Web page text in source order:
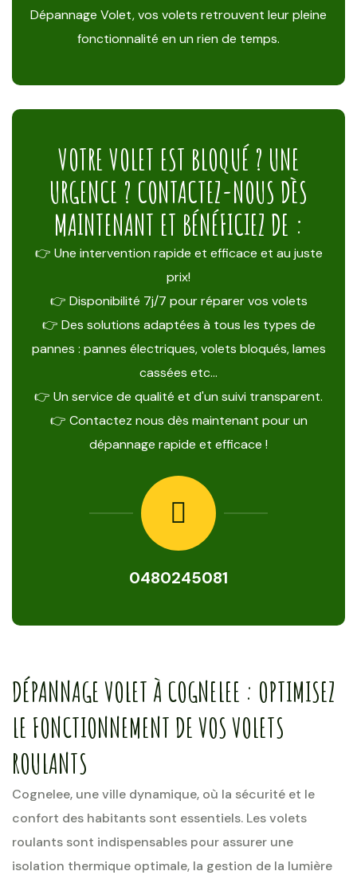
Dépannage Volet, vos volets retrouvent leur pleine
fonctionnalité en un rien de temps.
VOTRE VOLET EST BLOQUÉ ? UNE
URGENCE ? CONTACTEZ-NOUS DÈS
MAINTENANT ET BÉNÉFICIEZ DE :
👉 Une intervention rapide et efficace et au juste
prix!
👉 Disponibilité 7j/7 pour réparer vos volets
👉 Des solutions adaptées à tous les types de
pannes : pannes électriques, volets bloqués, lames
cassées etc…
👉 Un service de qualité et d'un suivi transparent.
👉 Contactez nous dès maintenant pour un
dépannage rapide et efficace !
0480245081
DÉPANNAGE VOLET À COGNELEE : OPTIMISEZ
LE FONCTIONNEMENT DE VOS VOLETS
ROULANTS
Cognelee, une ville dynamique, où la sécurité et le
confort des habitants sont essentiels. Les volets
roulants sont indispensables pour assurer une
isolation thermique optimale, la gestion de la lumière